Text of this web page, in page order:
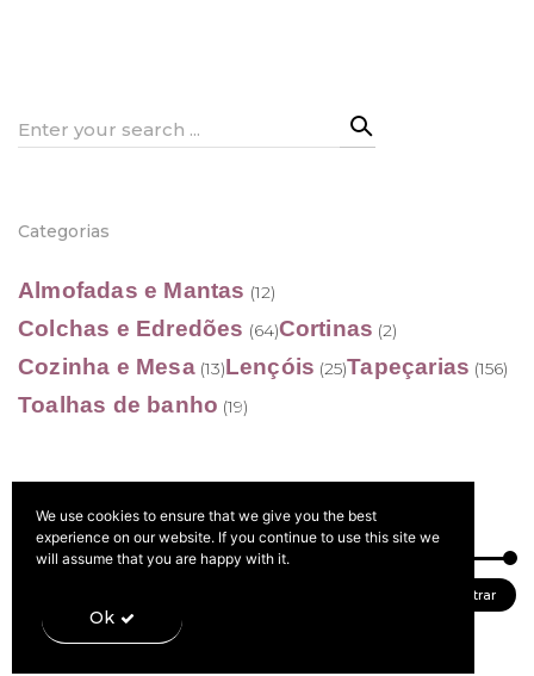
Search
Categorias
Almofadas e Mantas (12)
Colchas e Edredões (64)Cortinas (2)
Cozinha e Mesa (13)Lençóis (25)Tapeçarias (156)
Toalhas de banho (19)
Filtrar por preço
mínimo
máximo
Filtrar
We use cookies to ensure that we give you the best
experience on our website. If you continue to use this site we
will assume that you are happy with it.
Ok